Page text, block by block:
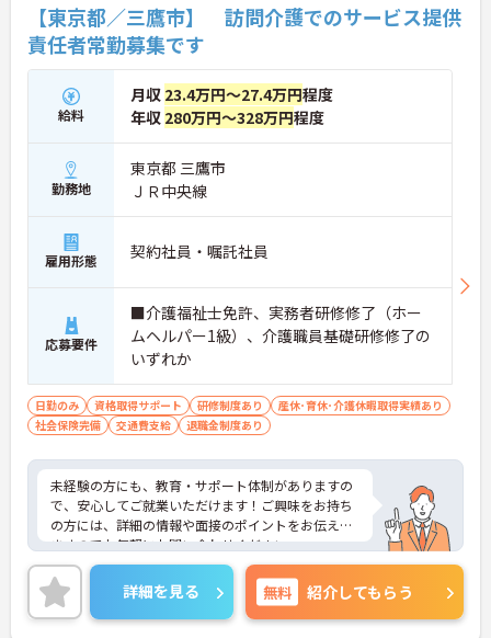
【東京都／三鷹市】 訪問介護でのサービス提供
責任者常勤募集です
給料
月収 23.4万円～27.4万円程度
年収 280万円～328万円程度
勤務地
東京都 三鷹市
ＪＲ中央線
雇用形態 契約社員・嘱託社員
応募要件
■介護福祉士免許、実務者研修修了（ホー
ムヘルパー1級）、介護職員基礎研修修了の
いずれか
日勤のみ 資格取得サポート 研修制度あり
産休･育休･介護休暇取得実績あり
社会保険完備
交通費支給 退職金制度あり
未経験の方にも、教育・サポート体制がありますの
で、安心してご就業いただけます！ご興味をお持ち
の方には、詳細の情報や面接のポイントをお伝えし
ますのでお気軽にお問い合わせください。
詳細を見る 無料 紹介してもらう